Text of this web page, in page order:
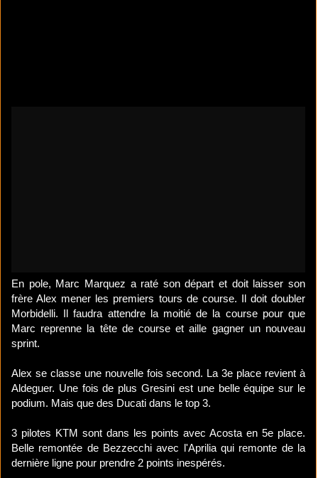
En pole, Marc Marquez a raté son départ et doit laisser son
frère Alex mener les premiers tours de course. Il doit doubler
Morbidelli. Il faudra attendre la moitié de la course pour que
Marc reprenne la tête de course et aille gagner un nouveau
sprint.
Alex se classe une nouvelle fois second. La 3e place revient à
Aldeguer. Une fois de plus Gresini est une belle équipe sur le
podium. Mais que des Ducati dans le top 3.
3 pilotes KTM sont dans les points avec Acosta en 5e place.
Belle remontée de Bezzecchi avec l'Aprilia qui remonte de la
dernière ligne pour prendre 2 points inespérés.